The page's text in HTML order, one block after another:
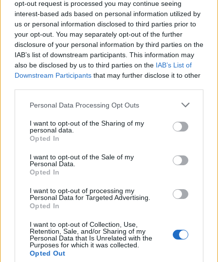
opt-out request is processed you may continue seeing
interest-based ads based on personal information utilized by
us or personal information disclosed to third parties prior to
your opt-out. You may separately opt-out of the further
disclosure of your personal information by third parties on the
IAB’s list of downstream participants. This information may
also be disclosed by us to third parties on the IAB’s List of
Downstream Participants that may further disclose it to other
Personal Data Processing Opt Outs
I want to opt-out of the Sharing of my
personal data.
Opted In
I want to opt-out of the Sale of my
Personal Data.
Opted In
I want to opt-out of processing my
Personal Data for Targeted Advertising.
Opted In
I want to opt-out of Collection, Use,
Retention, Sale, and/or Sharing of my
Personal Data that Is Unrelated with the
Purposes for which it was collected.
Opted Out
Sommerpraten
skryter og er fornøyd